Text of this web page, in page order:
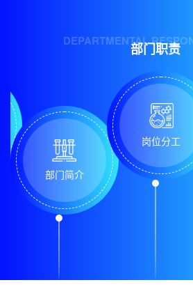
DEPARTMENTAL部门职责
部门简介
岗位分工